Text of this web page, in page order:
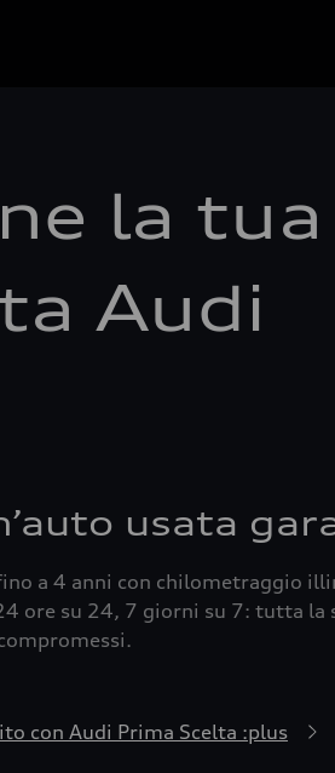
la
Audi
usata
a 4 anni con chilometraggio
su 24, 7 giorni su 7: tutta la
con Audi Prima Scelta :plus